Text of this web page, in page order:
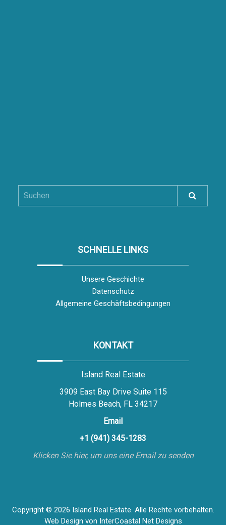
SCHNELLE LINKS
Unsere Geschichte
Datenschutz
Allgemeine Geschäftsbedingungen
KONTAKT
Island Real Estate
3909 East Bay Drive Suite 115
Holmes Beach, FL 34217
Email
+1 (941) 345-1283
Klicken Sie hier, um uns eine Email zu senden
Copyright © 2026 Island Real Estate. Alle Rechte vorbehalten.
Web Design von InterCoastal Net Designs